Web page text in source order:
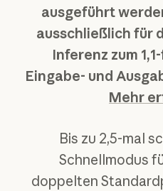
ausgeführt
ausschließlich für
Inferenz zum
Eingabe- und
Mehr
Bis zu 2,5-mal
Schnellmodus
doppelten